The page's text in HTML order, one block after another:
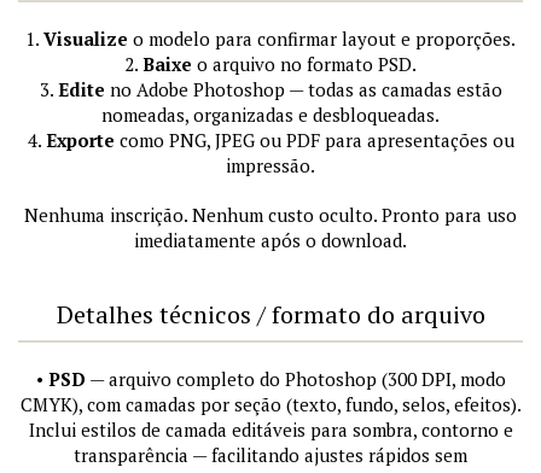
1. Visualize o modelo para confirmar layout e proporções.
2. Baixe o arquivo no formato PSD.
3. Edite no Adobe Photoshop — todas as camadas estão
nomeadas, organizadas e desbloqueadas.
4. Exporte como PNG, JPEG ou PDF para apresentações ou
impressão.
Nenhuma inscrição. Nenhum custo oculto. Pronto para uso
imediatamente após o download.
Detalhes técnicos / formato do arquivo
• PSD — arquivo completo do Photoshop (300 DPI, modo
CMYK), com camadas por seção (texto, fundo, selos, efeitos).
Inclui estilos de camada editáveis para sombra, contorno e
transparência — facilitando ajustes rápidos sem